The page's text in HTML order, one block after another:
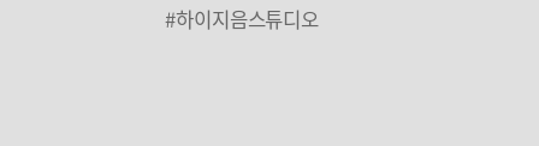
#하이지음스튜디오